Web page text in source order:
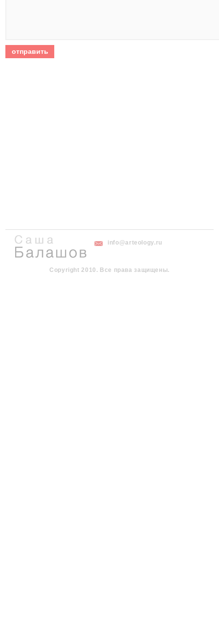
info@arteology.ru
Copyright 2010. Все права защищены.